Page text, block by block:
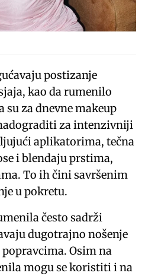
postizanje
kao da rumenilo
za dnevne makeup
za intenzivniji
aplikatorima, tečna
i blendaju prstima,
To ih čini savršenim
u pokretu.
često sadrži
dugotrajno nošenje
Osim na
mogu se koristiti i na